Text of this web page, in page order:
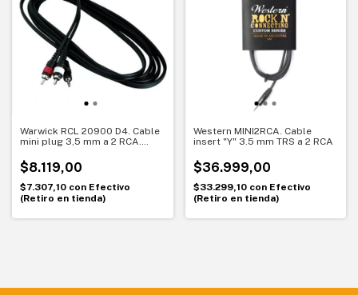
Warwick RCL 20900 D4. Cable
mini plug 3,5 mm a 2 RCA.
video
$8.119,00
$7.307,10 con Efectivo
(Retiro en tienda)
Western MINI2RCA. Cable
insert "Y" 3.5 mm TRS a 2 RCA
$36.999,00
$33.299,10 con Efectivo
(Retiro en tienda)